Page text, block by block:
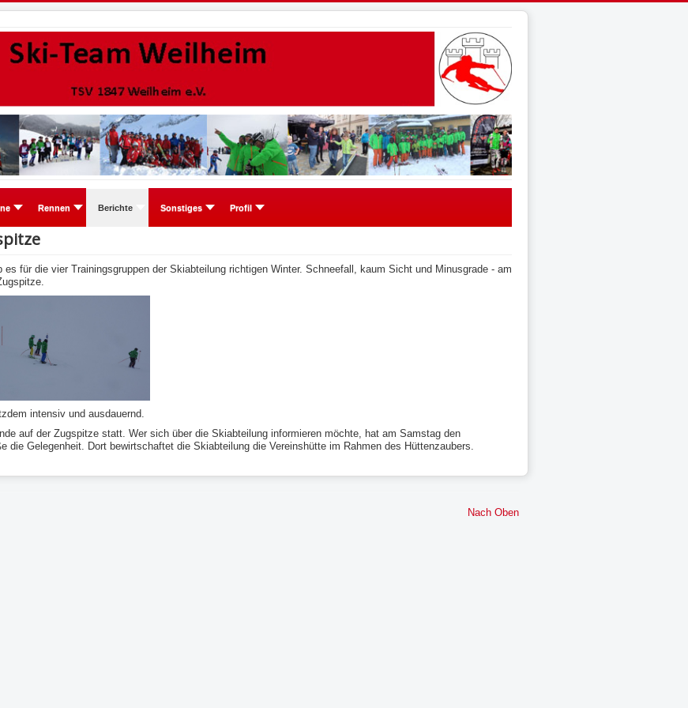
Rennen Berichte Sonstiges Profil
für die vier Trainingsgruppen der Skiabteilung richtigen Winter. Schneefall, kaum Sicht und Minusgrade - am
intensiv und ausdauernd.
auf der Zugspitze statt. Wer sich über die Skiabteilung informieren möchte, hat am Samstag den
die Gelegenheit. Dort bewirtschaftet die Skiabteilung die Vereinshütte im Rahmen des Hüttenzaubers.
Nach Oben